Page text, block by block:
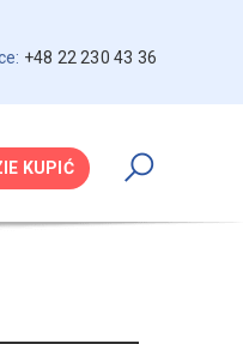
+48 22 230 43 36
KUPIĆ